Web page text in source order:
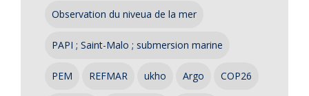
Observation du niveua de la mer
PAPI ; Saint-Malo ; submersion marine
PEM REFMAR ukho Argo COP26